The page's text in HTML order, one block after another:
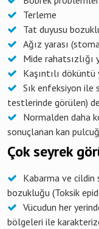
Terleme
Tat duyusu
Ağız yarası
Mide rahatsızlığı
Kaşıntılı döküntü
Sık enfeksiyon ile
testlerinde görülen)
Normalden daha
sonuçlanan kan
Çok seyrek
Kabarma ve
bozukluğu (Toksik
Vücudun her
bölgeleri ile